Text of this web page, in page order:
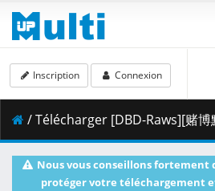
Inscription Connexion
/ Télécharger [DBD-Raws][赌博默示录：破戒录篇][21][1080P][BDRip][HEVC-
Nous vous conseillons fortement
protéger votre téléchargement